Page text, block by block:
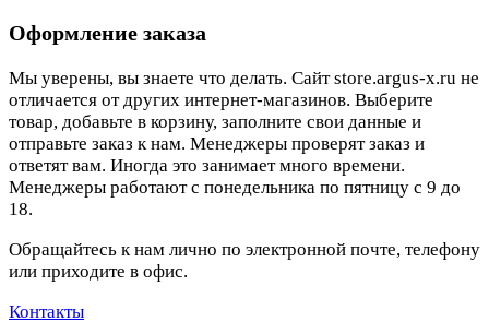
Оформление заказа
Мы уверены, вы знаете что делать. Сайт store.argus-x.ru не
отличается от других интернет-магазинов. Выберите
товар, добавьте в корзину, заполните свои данные и
отправьте заказ к нам. Менеджеры проверят заказ и
ответят вам. Иногда это занимает много времени.
Менеджеры работают с понедельника по пятницу с 9 до
18.
Обращайтесь к нам лично по электронной почте, телефону
или приходите в офис.
Контакты